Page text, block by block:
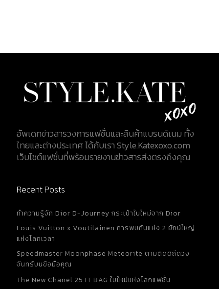
อัพเดทข่าวสารวงการแฟชั่นและสินค้าแบรนด์เนม ทั้ง
ไทยและต่างประเทศ ได้กับเรา Style.Katexoxo.com
เว็บไซต์แฟชั่นที่พร้อมรายงานข่าวสารส่งตรงถึงคุณ
Recent Posts
ทำความรู้จัก Dior D-Journey กระเป๋าใบใหม่จาก Dior
Louis Vuitton x Voutilainen การพบกันแห่ง 2 ยักษ์ใหญ่
แห่งโลกเวลา
Speedmaster Moonphase Meteorite ตามติดดิถีดวง
จันทร์บนข้อมือคุณ
The New Chanel 25 IT BAG ใบใหม่แห่งโลกแฟชั่น